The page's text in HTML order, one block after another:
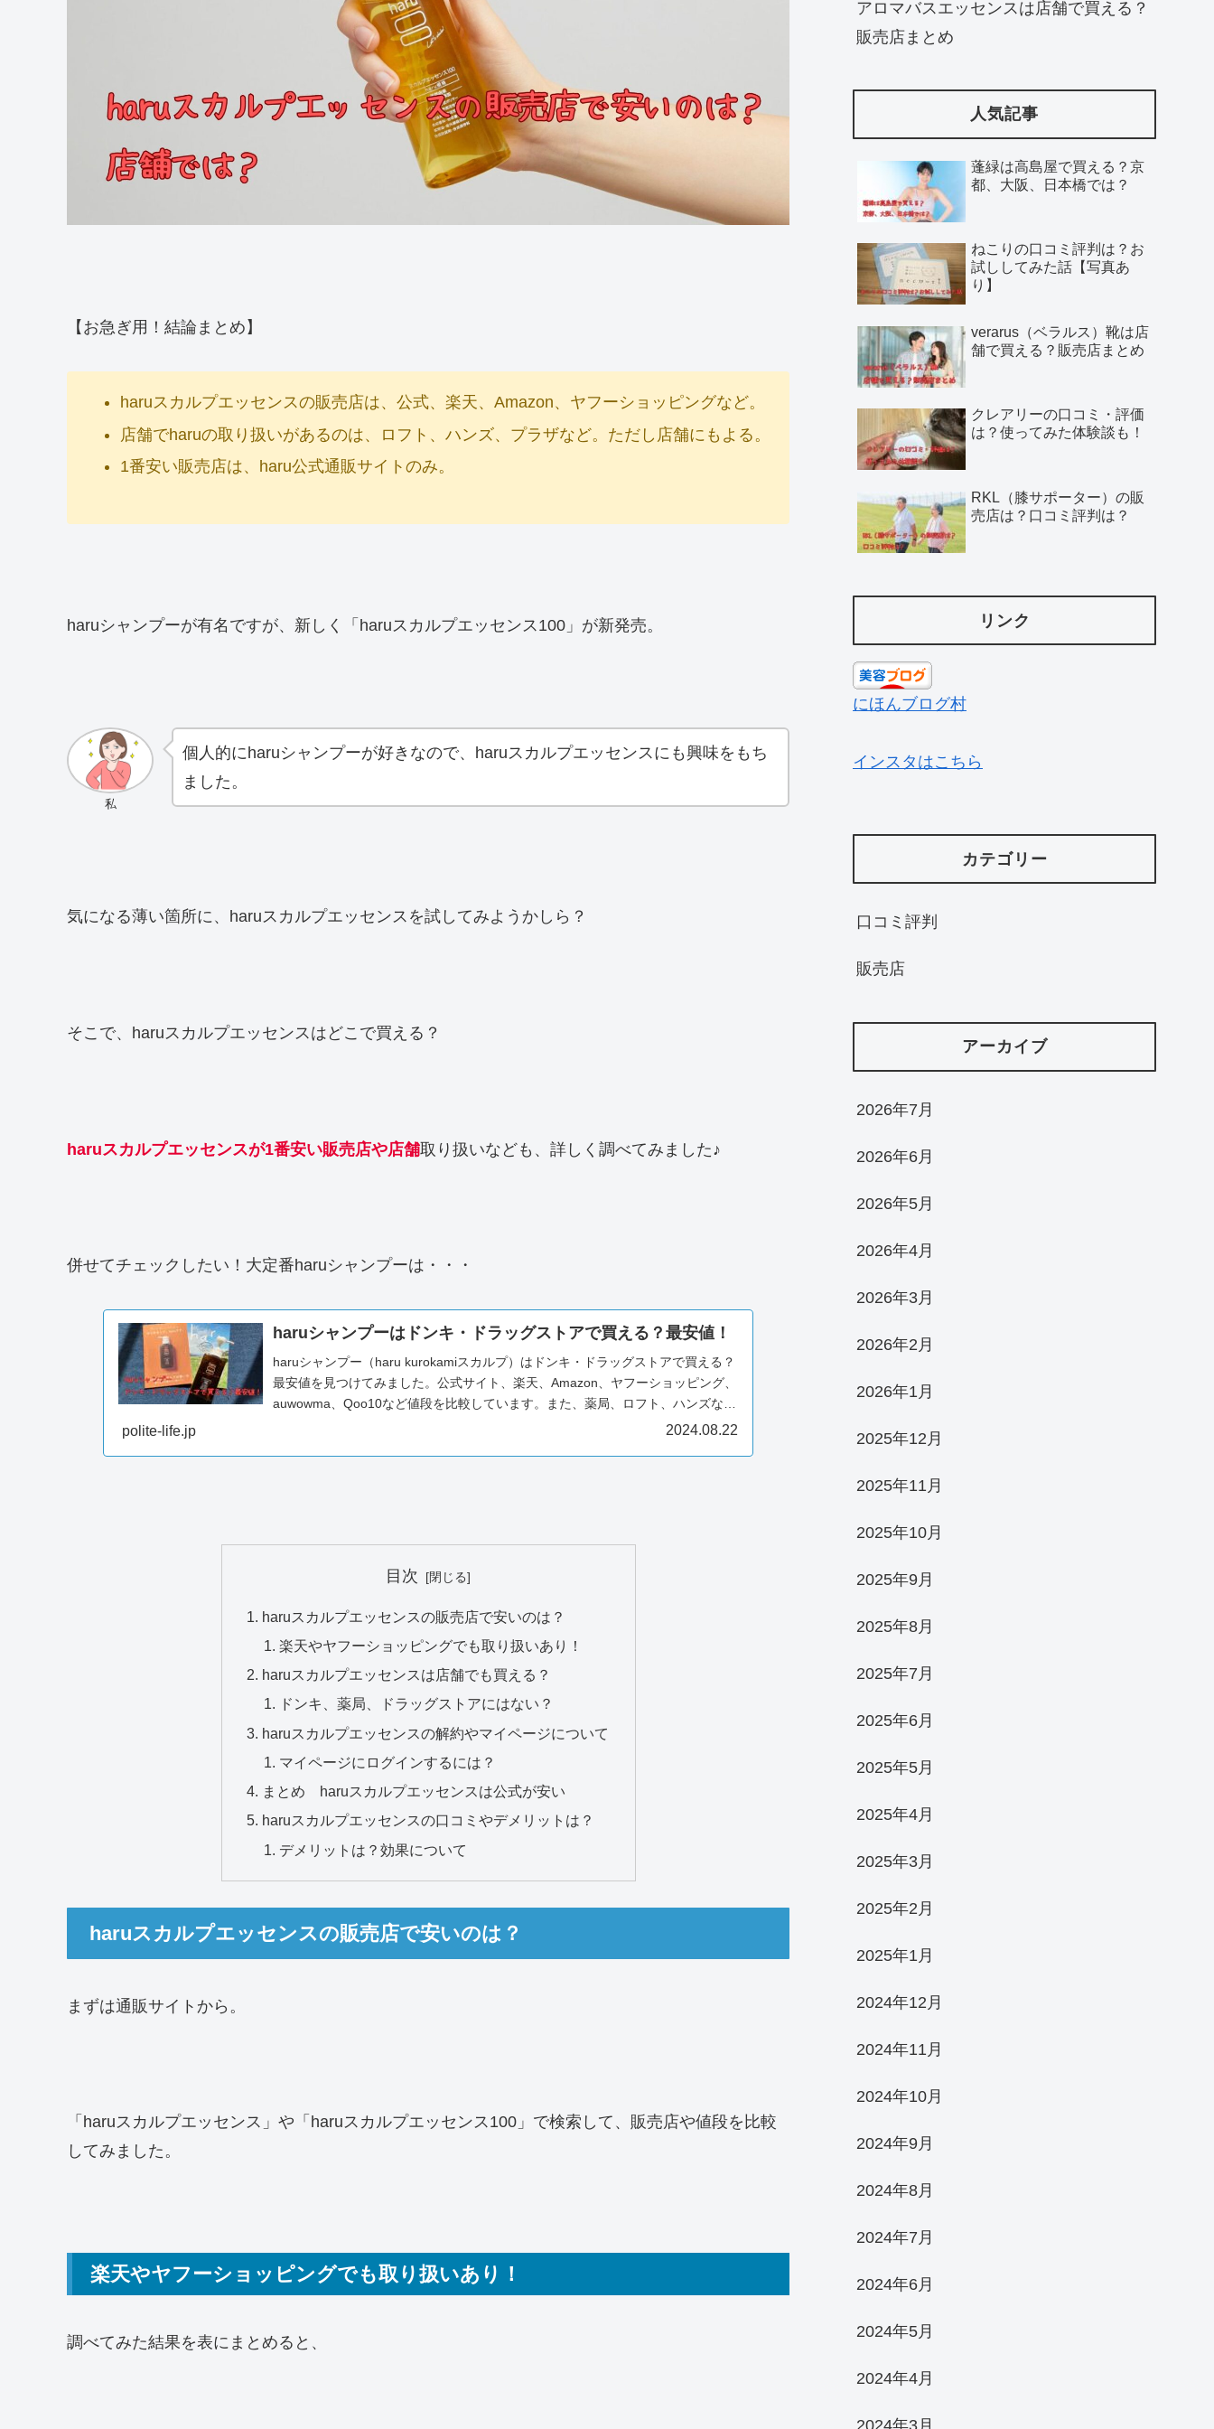
【お急ぎ用！結論まとめ】
haruスカルプエッセンスの販売店は、公式、楽天、Amazon、ヤフーショッピングなど。
店舗でharuの取り扱いがあるのは、ロフト、ハンズ、プラザなど。ただし店舗にもよる。
1番安い販売店は、haru公式通販サイトのみ。
haruシャンプーが有名ですが、新しく「haruスカルプエッセンス100」が新発売。
私
個人的にharuシャンプーが好きなので、haruスカルプエッセンスにも興味をもち
ました。
気になる薄い箇所に、haruスカルプエッセンスを試してみようかしら？
そこで、haruスカルプエッセンスはどこで買える？
haruスカルプエッセンスが1番安い販売店や店舗取り扱いなども、詳しく調べてみました♪
併せてチェックしたい！大定番haruシャンプーは・・・
haruシャンプーはドンキ・ドラッグストアで買える？最安値！
haruシャンプー（haru kurokamiスカルプ）はドンキ・ドラッグストアで買える？
最安値を見つけてみました。公式サイト、楽天、Amazon、ヤフーショッピング、
auwowma、Qoo10など値段を比較しています。また、薬局、ロフト、ハンズなど
市販の店舗もリサーチ。半額やクーポン情報、解約やマイページ、口コミやデメ
polite-life.jp 2024.08.22
目次
haruスカルプエッセンスの販売店で安いのは？
楽天やヤフーショッピングでも取り扱いあり！
haruスカルプエッセンスは店舗でも買える？
ドンキ、薬局、ドラッグストアにはない？
haruスカルプエッセンスの解約やマイページについて
マイページにログインするには？
まとめ haruスカルプエッセンスは公式が安い
haruスカルプエッセンスの口コミやデメリットは？
デメリットは？効果について
haruスカルプエッセンスの販売店で安いのは？
まずは通販サイトから。
「haruスカルプエッセンス」や「haruスカルプエッセンス100」で検索して、販売店や値段を比較
してみました。
楽天やヤフーショッピングでも取り扱いあり！
調べてみた結果を表にまとめると、
アロマバスエッセンスは店舗で買える？
販売店まとめ
人気記事
蓬緑は高島屋で買える？京
都、大阪、日本橋では？
ねこりの口コミ評判は？お
試ししてみた話【写真あ
り】
verarus（ベラルス）靴は店
舗で買える？販売店まとめ
クレアリーの口コミ・評価
は？使ってみた体験談も！
RKL（膝サポーター）の販
売店は？口コミ評判は？
リンク
にほんブログ村
インスタはこちら
カテゴリー
口コミ評判
販売店
アーカイブ
2026年7月
2026年6月
2026年5月
2026年4月
2026年3月
2026年2月
2026年1月
2025年12月
2025年11月
2025年10月
2025年9月
2025年8月
2025年7月
2025年6月
2025年5月
2025年4月
2025年3月
2025年2月
2025年1月
2024年12月
2024年11月
2024年10月
2024年9月
2024年8月
2024年7月
2024年6月
2024年5月
2024年4月
2024年3月